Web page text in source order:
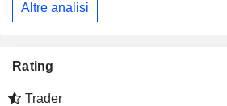
Altre analisi
Rating
Trader